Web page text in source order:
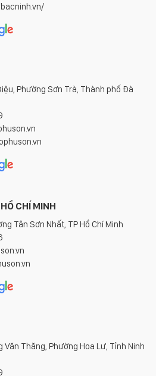
Phường Sơn Trà, Thành phố Đà
CHÍ MINH
Tân Sơn Nhất, TP Hồ Chí Minh
Văn Thăng, Phường Hoa Lư, Tỉnh Ninh